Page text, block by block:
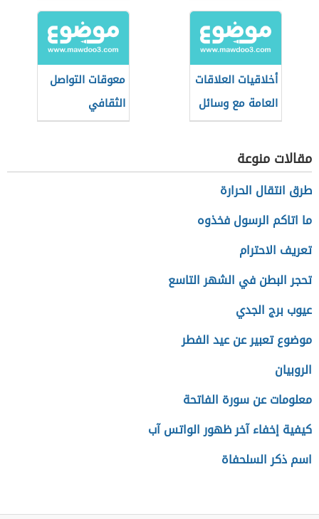
أخلاقيات العلاقات
العامة مع وسائل
الإعلام
معوقات التواصل
الثقافي
مقالات منوعة
طرق انتقال الحرارة
ما اتاكم الرسول فخذوه
تعريف الاحترام
تحجر البطن في الشهر التاسع
عيوب برج الجدي
موضوع تعبير عن عيد الفطر
الروبيان
معلومات عن سورة الفاتحة
كيفية إخفاء آخر ظهور الواتس آب
اسم ذكر السلحفاة